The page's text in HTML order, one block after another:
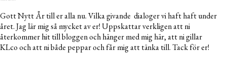
Gott Nytt År till er alla nu. Vilka givande dialoger vi haft haft under
året. Jag lär mig så mycket av er! Uppskattar verkligen att ni
återkommer hit till bloggen och hänger med mig här, att ni gillar
KLco och att ni både peppar och får mig att tänka till. Tack för er!